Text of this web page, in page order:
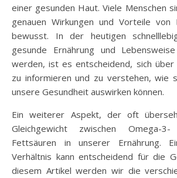
einer gesunden Haut. Viele Menschen
genauen Wirkungen und Vorteile von
bewusst. In der heutigen
gesunde Ernährung und
werden, ist es entscheidend, sich
zu informieren und zu verstehen, wie
unsere Gesundheit auswirken können.
Ein weiterer Aspekt, der oft
Gleichgewicht zwischen Omega-
Fettsäuren in unserer Ernährung.
Verhältnis kann entscheidend für die
diesem Artikel werden wir die